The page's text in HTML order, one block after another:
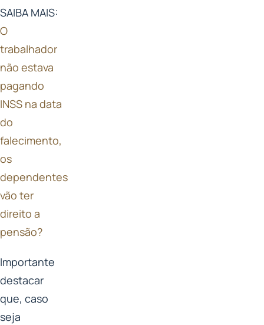
SAIBA MAIS:
O
trabalhador
não estava
pagando
INSS na data
do
falecimento,
os
dependentes
vão ter
direito a
pensão?
Importante
destacar
que, caso
seja